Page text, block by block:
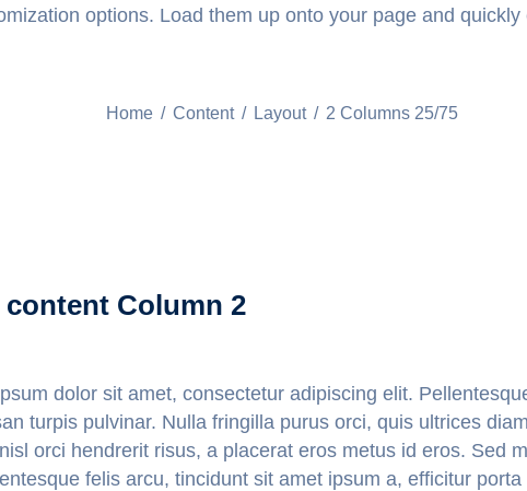
options. Load them up onto your page and
Home / Content / Layout / 2 Columns 25/75
content Column 2
dolor sit amet, consectetur adipiscing elit.
turpis pulvinar. Nulla fringilla purus orci, quis ultrices
orci hendrerit risus, a placerat eros metus id eros. Sed
felis arcu, tincidunt sit amet ipsum a, efficitur